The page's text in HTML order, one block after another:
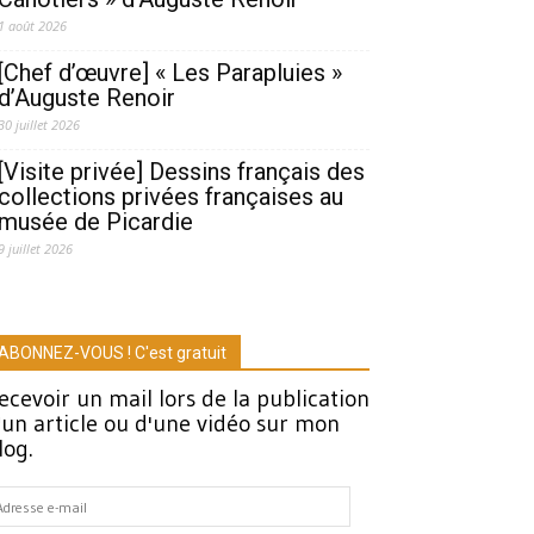
1 août 2026
[Chef d’œuvre] « Les Parapluies »
d’Auguste Renoir
juillet 2026
[Visite privée] Dessins français des
collections privées françaises au
musée de Picardie
juillet 2026
VOUS ! C'est gratuit
un mail lors de la publication
article ou d'une vidéo sur mon